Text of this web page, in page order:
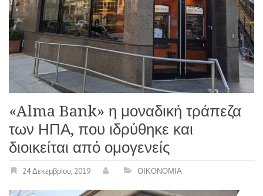
«Alma Bank» η μοναδική τράπεζα
των ΗΠΑ, που ιδρύθηκε και
διοικείται από ομογενείς
24 Δεκεμβρίου, 2019 ΟΙΚΟΝΟΜΙΑ